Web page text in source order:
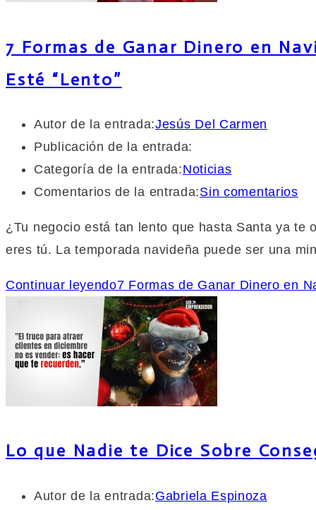
7 Formas de Ganar Dinero en
Esté “Lento”
Autor de la entrada:Jesús Del Carmen
Publicación de la entrada:
Categoría de la entrada:Noticias
Comentarios de la entrada:Sin comentarios
¿Tu negocio está tan lento que hasta Santa ya
eres tú. La temporada navideña puede ser una
Continuar leyendo7 Formas de Ganar Dinero en
Lo que Nadie te Dice Sobre
Autor de la entrada:Gabriela Espinoza